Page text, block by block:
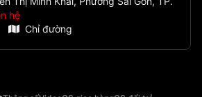
hệ
Chỉ đường